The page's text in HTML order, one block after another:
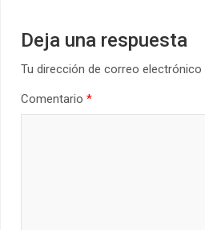
Deja una respuesta
Tu dirección de correo electrónico
Comentario *